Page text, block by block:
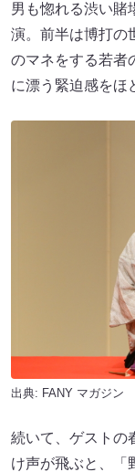
男も惚れる渋い賭
演。前半は博打の
のマネをする若者
に漂う緊迫感をほ
出典: FANY マガジン
続いて、ゲストの
け声が飛ぶと、「